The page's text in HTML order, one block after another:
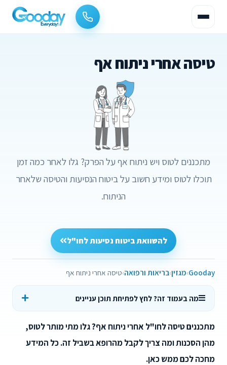
טיסה אחרי ניתוח אף
מתכננים לטוס ויש ניתוח אף על הפרק? גלו לאחר כמה זמן
תוכלו לטוס ומידע חשוב על ביטוח הנסיעות והטיסה שלאחר
הניתוח.
להשוואת ביטוח נסיעות לחו"ל
Gooday מגזין בריאות ורפואה טיסה אחרי ניתוח אף
מה בעמוד זה? לחץ לפתיחת תוכן עניינים
מתכננים טיסה לחו"ל אחרי ניתוח אף? גלו מתי מותר לטוס,
מהן הסכנות ומה צריך לקבל מהרופא בשביל זה. כל המידע
מחכה לכם ממש כאן.